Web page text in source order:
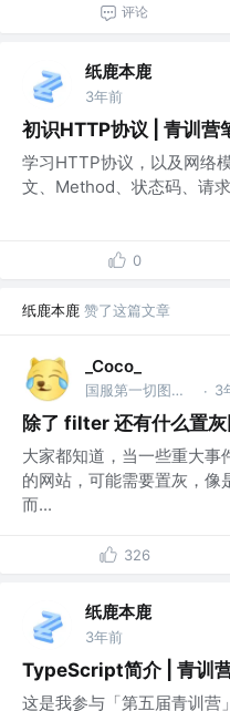
评论
纸鹿本鹿
3年前
初识HTTP协议 | 青训营
学习HTTP协议，以及网络
文、Method、状态码、请
0
纸鹿本鹿 赞了这篇文章
_Coco_
国服第一切图仔 @Shopee · 3
除了 filter 还有什么置灰
大家都知道，当一些重大事
的网站，可能需要置灰，像
而...
326
纸鹿本鹿
3年前
TypeScript简介 | 青训
这是我参与「第五届青训营